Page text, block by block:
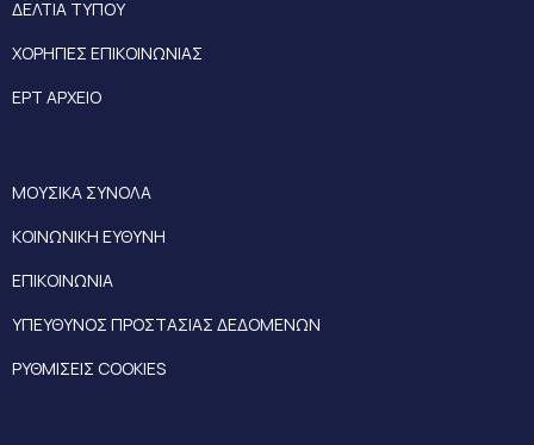
ΔΕΛΤΙΑ ΤΥΠΟΥ
ΧΟΡΗΓΙΕΣ ΕΠΙΚΟΙΝΩΝΙΑΣ
ΕΡΤ ΑΡΧΕΙΟ
ΜΟΥΣΙΚΑ ΣΥΝΟΛΑ
ΚΟΙΝΩΝΙΚΗ ΕΥΘΥΝΗ
ΕΠΙΚΟΙΝΩΝΙΑ
ΥΠΕΥΘΥΝΟΣ ΠΡΟΣΤΑΣΙΑΣ ΔΕΔΟΜΕΝΩΝ
ΡΥΘΜΙΣΕΙΣ COOKIES